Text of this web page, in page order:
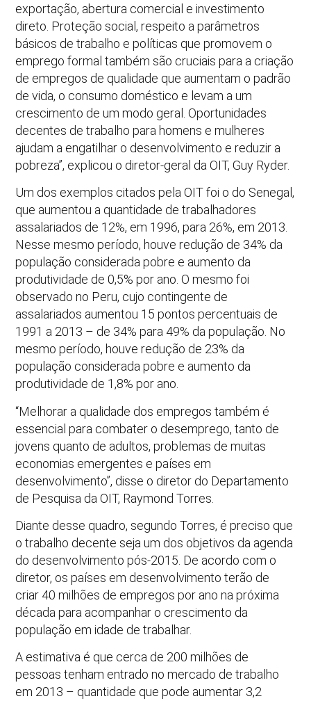
exportação, abertura comercial e investimento
direto. Proteção social, respeito a parâmetros
básicos de trabalho e políticas que promovem o
emprego formal também são cruciais para a criação
de empregos de qualidade que aumentam o padrão
de vida, o consumo doméstico e levam a um
crescimento de um modo geral. Oportunidades
decentes de trabalho para homens e mulheres
ajudam a engatilhar o desenvolvimento e reduzir a
pobreza”, explicou o diretor-geral da OIT, Guy Ryder.
Um dos exemplos citados pela OIT foi o do Senegal,
que aumentou a quantidade de trabalhadores
assalariados de 12%, em 1996, para 26%, em 2013.
Nesse mesmo período, houve redução de 34% da
população considerada pobre e aumento da
produtividade de 0,5% por ano. O mesmo foi
observado no Peru, cujo contingente de
assalariados aumentou 15 pontos percentuais de
1991 a 2013 – de 34% para 49% da população. No
mesmo período, houve redução de 23% da
população considerada pobre e aumento da
produtividade de 1,8% por ano.
“Melhorar a qualidade dos empregos também é
essencial para combater o desemprego, tanto de
jovens quanto de adultos, problemas de muitas
economias emergentes e países em
desenvolvimento”, disse o diretor do Departamento
de Pesquisa da OIT, Raymond Torres.
Diante desse quadro, segundo Torres, é preciso que
o trabalho decente seja um dos objetivos da agenda
do desenvolvimento pós-2015. De acordo com o
diretor, os países em desenvolvimento terão de
criar 40 milhões de empregos por ano na próxima
década para acompanhar o crescimento da
população em idade de trabalhar.
A estimativa é que cerca de 200 milhões de
pessoas tenham entrado no mercado de trabalho
em 2013 – quantidade que pode aumentar 3,2